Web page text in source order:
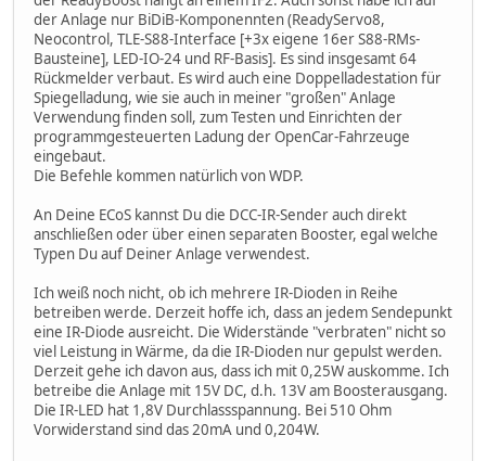
der Anlage nur BiDiB-Komponennten (ReadyServo8,
Neocontrol, TLE-S88-Interface [+3x eigene 16er S88-RMs-
Bausteine], LED-IO-24 und RF-Basis]. Es sind insgesamt 64
Rückmelder verbaut. Es wird auch eine Doppelladestation für
Spiegelladung, wie sie auch in meiner "großen" Anlage
Verwendung finden soll, zum Testen und Einrichten der
programmgesteuerten Ladung der OpenCar-Fahrzeuge
eingebaut.
Die Befehle kommen natürlich von WDP.
An Deine ECoS kannst Du die DCC-IR-Sender auch direkt
anschließen oder über einen separaten Booster, egal welche
Typen Du auf Deiner Anlage verwendest.
Ich weiß noch nicht, ob ich mehrere IR-Dioden in Reihe
betreiben werde. Derzeit hoffe ich, dass an jedem Sendepunkt
eine IR-Diode ausreicht. Die Widerstände "verbraten" nicht so
viel Leistung in Wärme, da die IR-Dioden nur gepulst werden.
Derzeit gehe ich davon aus, dass ich mit 0,25W auskomme. Ich
betreibe die Anlage mit 15V DC, d.h. 13V am Boosterausgang.
Die IR-LED hat 1,8V Durchlassspannung. Bei 510 Ohm
Vorwiderstand sind das 20mA und 0,204W.